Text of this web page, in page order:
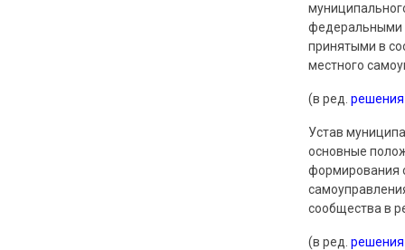
федеральными
принятыми в
местного
(в ред. решения
Устав
основные
формирования
сообщества в
(в ред. решения